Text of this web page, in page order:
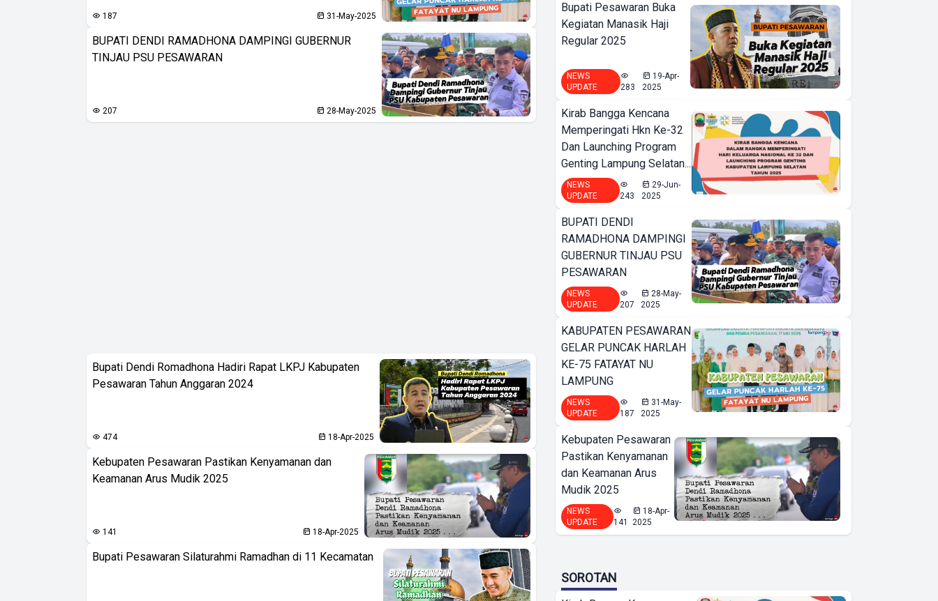
187 31-May-2025
BUPATI DENDI RAMADHONA DAMPINGI GUBERNUR
TINJAU PSU PESAWARAN
207 28-May-2025
Bupati Dendi Romadhona Hadiri Rapat LKPJ Kabupaten
Pesawaran Tahun Anggaran 2024
474 18-Apr-2025
Kebupaten Pesawaran Pastikan Kenyamanan dan
Keamanan Arus Mudik 2025
141 18-Apr-2025
Bupati Pesawaran Silaturahmi Ramadhan di 11 Kecamatan
Bupati Pesawaran Buka
Kegiatan Manasik Haji
Regular 2025
NEWS
UPDATE
283
19-Apr-
2025
Kirab Bangga Kencana
Memperingati Hkn Ke-32
Dan Launching Program
Genting Lampung Selatan...
NEWS
UPDATE
243
29-Jun-
2025
BUPATI DENDI
RAMADHONA DAMPINGI
GUBERNUR TINJAU PSU
PESAWARAN
NEWS
UPDATE
207
28-May-
2025
KABUPATEN PESAWARAN
GELAR PUNCAK HARLAH
KE-75 FATAYAT NU
LAMPUNG
NEWS
UPDATE
187
31-May-
2025
Kebupaten Pesawaran
Pastikan Kenyamanan
dan Keamanan Arus
Mudik 2025
NEWS
UPDATE
141
18-Apr-
2025
SOROTAN